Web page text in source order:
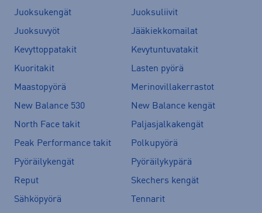
Juoksukengät
Juoksuliivit
Juoksuvyöt
Jääkiekkomailat
Kevyttoppatakit
Kevytuntuvatakit
Kuoritakit
Lasten pyörä
Maastopyörä
Merinovillakerrastot
New Balance 530
New Balance kengät
North Face takit
Paljasjalkakengät
Peak Performance takit
Polkupyörä
Pyöräilykengät
Pyöräilykypärä
Reput
Skechers kengät
Sähköpyörä
Tennarit